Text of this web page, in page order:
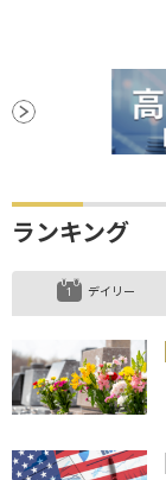
ランキング
デイリー